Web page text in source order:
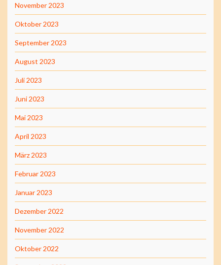
November 2023
Oktober 2023
September 2023
August 2023
Juli 2023
Juni 2023
Mai 2023
April 2023
März 2023
Februar 2023
Januar 2023
Dezember 2022
November 2022
Oktober 2022